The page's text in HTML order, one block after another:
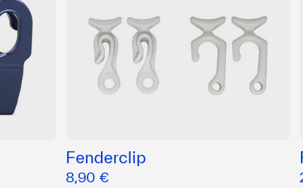
Fenderclip
8,90 €